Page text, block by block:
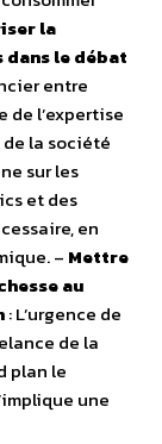
la
le débat
entre
de l’expertise
la société
sur les
et des
en
– Mettre
au
: L’urgence de
de la
plan le
une